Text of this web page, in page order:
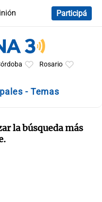
Participá
Rosario
- Temas
la búsqueda más